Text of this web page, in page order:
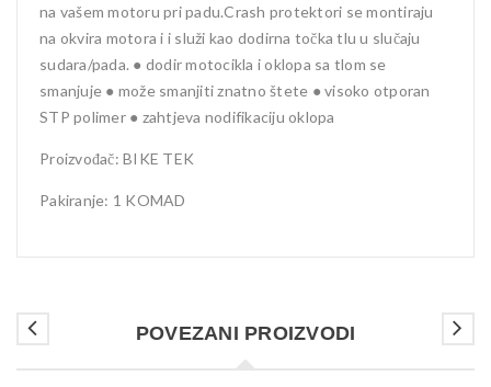
na vašem motoru pri padu.Crash protektori se montiraju
na okvira motora i i služi kao dodirna točka tlu u slučaju
sudara/pada. ● dodir motocikla i oklopa sa tlom se
smanjuje ● može smanjiti znatno štete ● visoko otporan
STP polimer ● zahtjeva nodifikaciju oklopa
Proizvođač: BIKE TEK
Pakiranje: 1 KOMAD
POVEZANI PROIZVODI